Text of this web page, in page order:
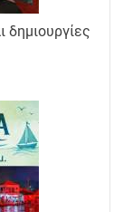
δημιουργίες